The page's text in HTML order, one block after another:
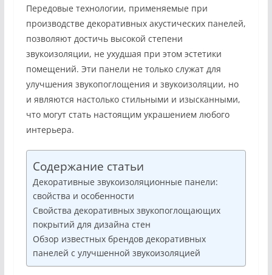
Передовые технологии, применяемые при
производстве декоративных акустических панелей,
позволяют достичь высокой степени
звукоизоляции, не ухудшая при этом эстетики
помещений. Эти панели не только служат для
улучшения звукопоглощения и звукоизоляции, но
и являются настолько стильными и изысканными,
что могут стать настоящим украшением любого
интерьера.
Содержание статьи
Декоративные звукоизоляционные панели:
свойства и особенности
Свойства декоративных звукопоглощающих
покрытий для дизайна стен
Обзор известных брендов декоративных
панелей с улучшенной звукоизоляцией